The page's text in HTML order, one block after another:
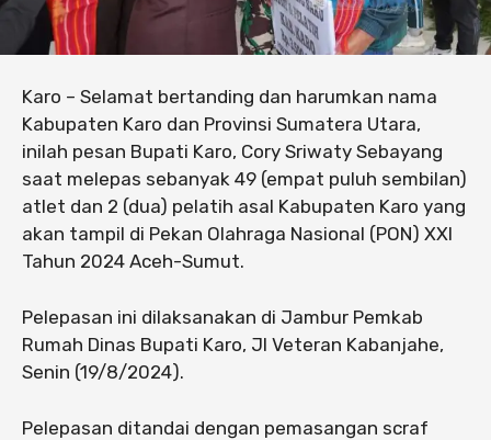
Karo – Selamat bertanding dan harumkan nama
Kabupaten Karo dan Provinsi Sumatera Utara,
inilah pesan Bupati Karo, Cory Sriwaty Sebayang
saat melepas sebanyak 49 (empat puluh sembilan)
atlet dan 2 (dua) pelatih asal Kabupaten Karo yang
akan tampil di Pekan Olahraga Nasional (PON) XXI
Tahun 2024 Aceh-Sumut.
Pelepasan ini dilaksanakan di Jambur Pemkab
Rumah Dinas Bupati Karo, Jl Veteran Kabanjahe,
Senin (19/8/2024).
Pelepasan ditandai dengan pemasangan scraf